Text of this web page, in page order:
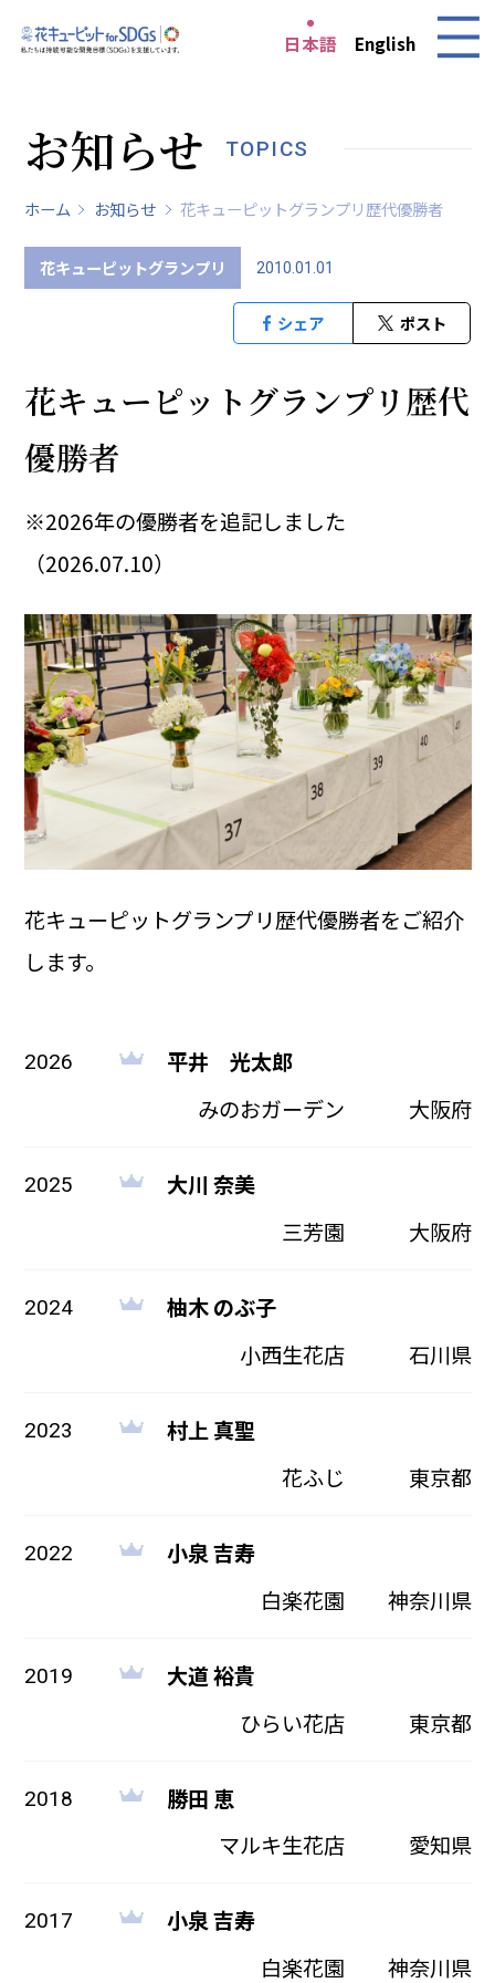
日本語 English
お知らせ TOPICS
ホーム お知らせ 花キューピットグランプリ歴代優勝者
花キューピットグランプリ 2010.01.01
シェア ポスト
花キューピットグランプリ歴代
優勝者
※2026年の優勝者を追記しました
（2026.07.10）
花キューピットグランプリ歴代優勝者をご紹介
します。
2026
平井 光太郎
みのおガーデン
大阪府
2025
大川 奈美
三芳園
大阪府
2024
柚木 のぶ子
小西生花店
石川県
2023
村上 真聖
花ふじ
東京都
2022
小泉 吉寿
白楽花園
神奈川県
2019
大道 裕貴
ひらい花店
東京都
2018
勝田 恵
マルキ生花店
愛知県
2017
小泉 吉寿
白楽花園
神奈川県